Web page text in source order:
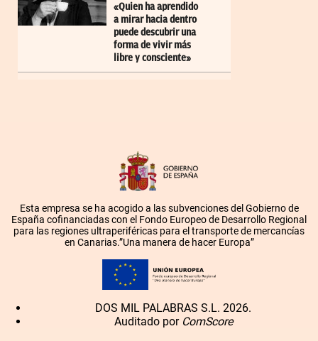
«Quien ha aprendido
a mirar hacia dentro
puede descubrir una
forma de vivir más
libre y consciente»
Esta empresa se ha acogido a las subvenciones del Gobierno de
España cofinanciadas con el Fondo Europeo de Desarrollo Regional
para las regiones ultraperiféricas para el transporte de mercancías
en Canarias.”Una manera de hacer Europa”
DOS MIL PALABRAS S.L. 2026.
Auditado por ComScore